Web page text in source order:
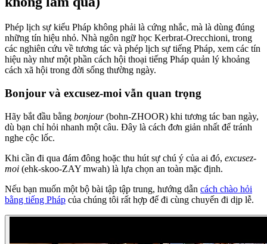
Phép lịch sự kiểu Pháp không phải là cứng nhắc, mà là dùng đúng
những tín hiệu nhỏ. Nhà ngôn ngữ học Kerbrat-Orecchioni, trong
các nghiên cứu về tương tác và phép lịch sự tiếng Pháp, xem các tín
hiệu này như một phần cách hội thoại tiếng Pháp quản lý khoảng
cách xã hội trong đời sống thường ngày.
Bonjour và excusez-moi vẫn quan trọng
Hãy bắt đầu bằng bonjour(bohn-ZHOOR) khi tương tác ban ngày,
dù bạn chỉ hỏi nhanh một câu. Đây là cách đơn giản nhất để tránh
nghe cộc lốc.
Khi cần đi qua đám đông hoặc thu hút sự chú ý của ai đó, excusez-
moi (ehk-skoo-ZAY mwah) là lựa chọn an toàn mặc định.
Nếu bạn muốn một bộ bài tập tập trung, hướng dẫn cách chào hỏi
bằng tiếng Pháp của chúng tôi rất hợp để đi cùng chuyến đi dịp lễ.